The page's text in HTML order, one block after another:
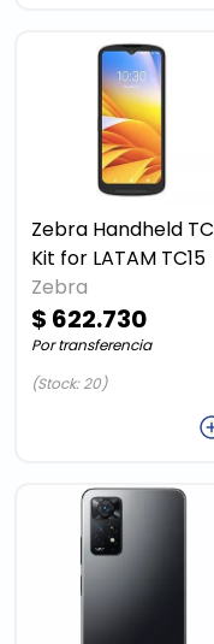
Zebra Handheld
Kit for LATAM TC15
Zebra
$ 622.730
Por transferencia
(Stock: 20)